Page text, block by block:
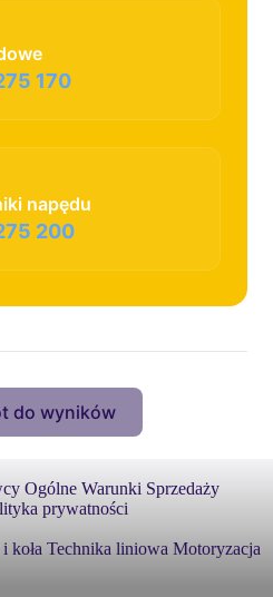
170
napędu
200
do wyników
Ogólne Warunki Sprzedaży
prywatności
koła Technika liniowa Motoryzacja